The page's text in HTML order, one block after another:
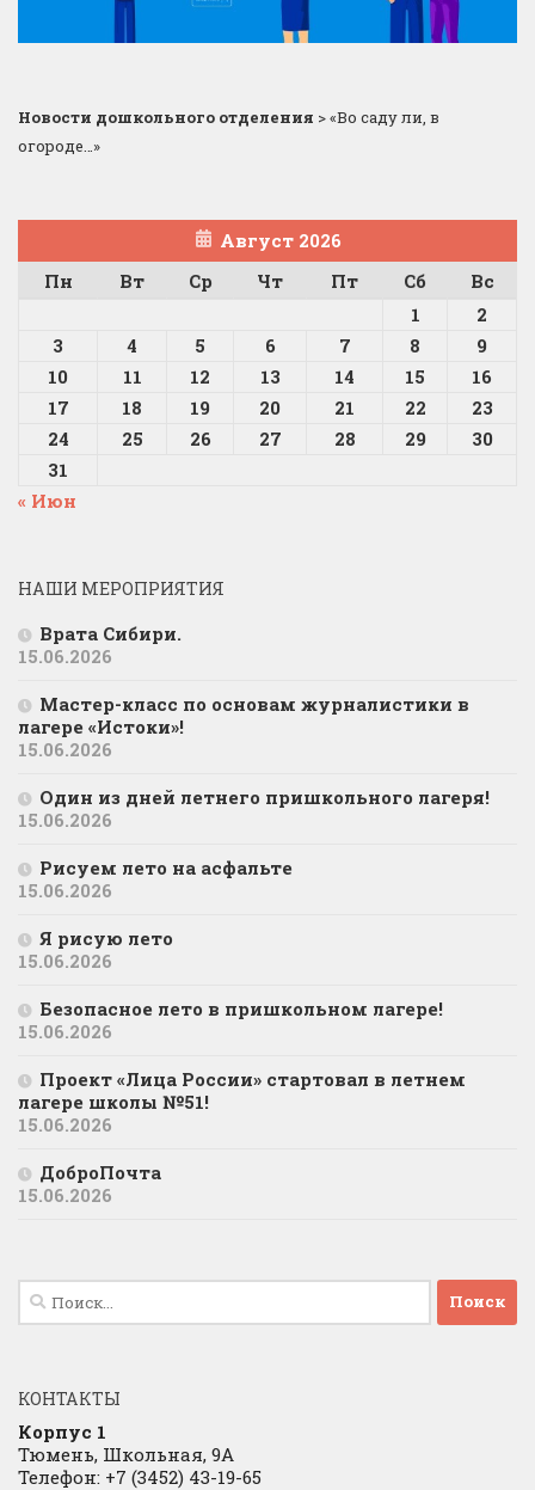
Новости дошкольного отделения >«Во саду ли, в
огороде…»
Август 2026
Пн
Вт Ср Чт Пт Сб
Вс
1
2
3
4 5 6 7 8
9
10
11 12 13 14 15
16
17
18 19 20 21 22
23
24
25 26 27 28 29
30
31
« Июн
НАШИ МЕРОПРИЯТИЯ
Врата Сибири.
15.06.2026
Мастер-класс по основам журналистики в
лагере «Истоки»!
15.06.2026
Один из дней летнего пришкольного лагеря!
15.06.2026
Рисуем лето на асфальте
15.06.2026
Я рисую лето
15.06.2026
Безопасное лето в пришкольном лагере!
15.06.2026
Проект «Лица России» стартовал в летнем
лагере школы №51!
15.06.2026
ДоброПочта
15.06.2026
Найти:
КОНТАКТЫ
Корпус 1
Тюмень, Школьная, 9А
Телефон: +7 (3452) 43-19-65